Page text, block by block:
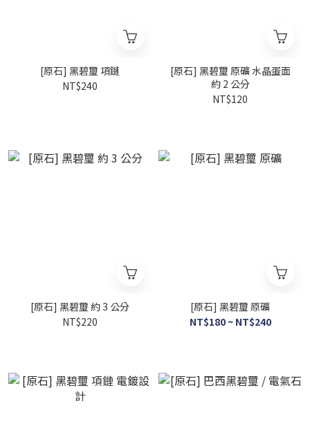
[原石] 黑碧璽 項鏈
NT$240
[原石] 黑碧璽 原礦 水晶蛋面
約 2 公分
NT$120
[原石] 黑碧璽 約 3 公分
NT$220
[原石] 黑碧璽 原礦
NT$180 ~ NT$240